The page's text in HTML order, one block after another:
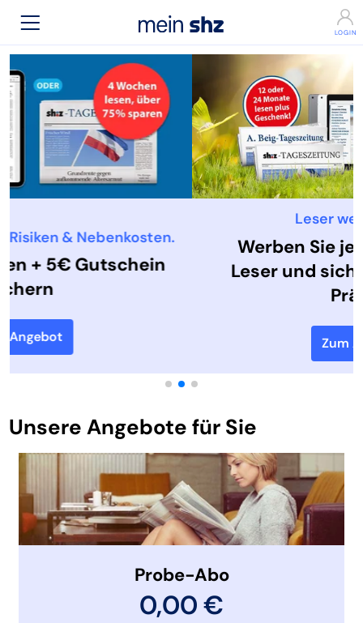
Werben Sie jetzt einen neuen
Leser und sichern Sie sich eine
Unsere Angebote für Sie
Probe-Abo
0,00 €